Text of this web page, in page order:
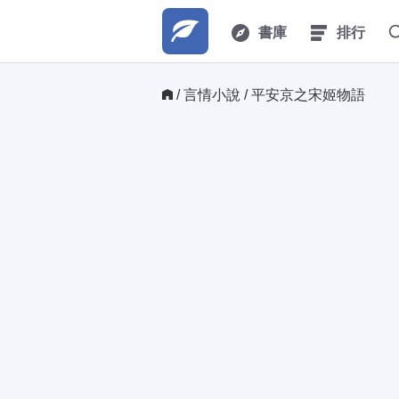
書庫 排行
/ 言情小說 / 平安京之宋姬物語